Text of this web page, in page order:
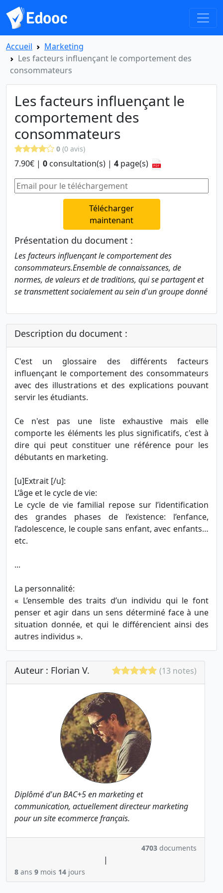
Accueil
Marketing
Les facteurs influençant le comportement des
consommateurs
Les facteurs influençant le
comportement des
consommateurs
0 (0 avis)
7.90€ | 0 consultation(s) | 4 page(s)
Télécharger
maintenant
Présentation du document :
Les facteurs influençant le comportement des
consommateurs.Ensemble de connaissances, de
normes, de valeurs et de traditions, qui se partagent et
se transmettent socialement au sein d'un groupe donné
Description du document :
C'est un glossaire des différents facteurs
influençant le comportement des consommateurs
avec des illustrations et des explications pouvant
servir les étudiants.
Ce n'est pas une liste exhaustive mais elle
comporte les éléments les plus significatifs, c'est à
dire qui peut constituer une référence pour les
débutants en marketing.
[u]Extrait [/u]:
L’âge et le cycle de vie:
Le cycle de vie familial repose sur l’identification
des grandes phases de l’existence: l’enfance,
l’adolescence, le couple sans enfant, avec enfants…
etc.
...
La personnalité:
« L’ensemble des traits d’un individu qui le font
penser et agir dans un sens déterminé face à une
situation donnée, et qui le différencient ainsi des
autres individus ».
Auteur : Florian V. (13 notes)
Diplômé d'un BAC+5 en marketing et
communication, actuellement directeur marketing
pour un site ecommerce français.
4703 documents
|
8 ans 9 mois 14 jours